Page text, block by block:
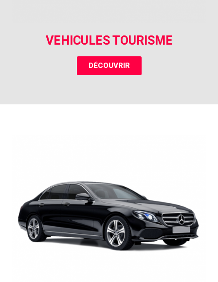
VEHICULES TOURISME
DÉCOUVRIR